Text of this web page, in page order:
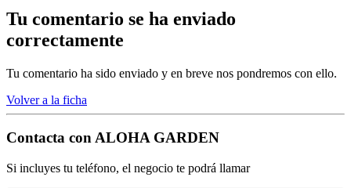
Tu comentario se ha enviado
correctamente
Tu comentario ha sido enviado y en breve nos pondremos con ello.
Volver a la ficha
Contacta conALOHA GARDEN
Si incluyes tu teléfono, el negocio te podrá llamar